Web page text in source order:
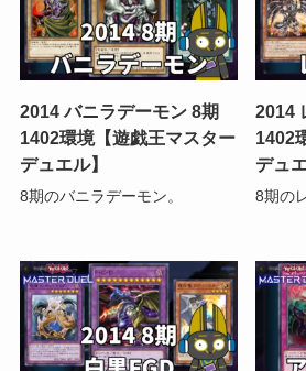
2014 バニラデーモン 8期
1402環境【遊戯王マスター
デュエル】
8期のバニラデーモン。
2014
1402
デュ
8期の